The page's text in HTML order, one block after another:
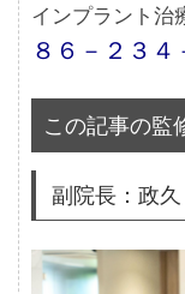
インプラント
８６－２３４
この記事の監
副院長：政